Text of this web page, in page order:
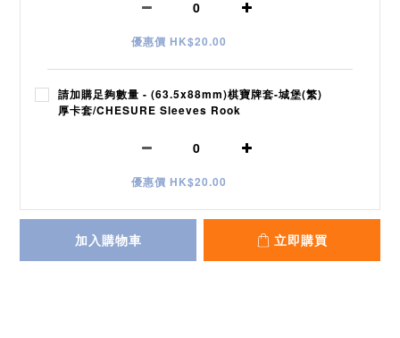
優惠價 HK$20.00
請加購足夠數量 - (63.5x88mm)棋寶牌套-城堡(繁)
厚卡套/CHESURE Sleeves Rook
優惠價 HK$20.00
加入購物車 立即購買